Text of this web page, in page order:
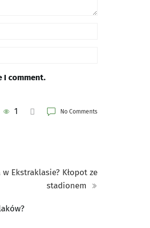
I comment.
1
No Comments
w Ekstraklasie? Kłopot ze
stadionem